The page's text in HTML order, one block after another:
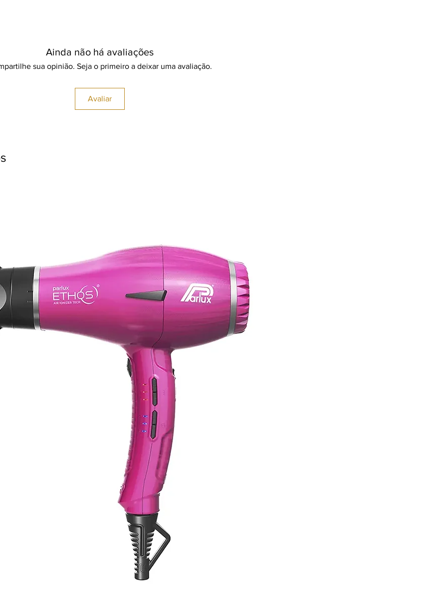
Ainda não há avaliações
sua opinião. Seja o primeiro a deixar uma avaliação.
Avaliar